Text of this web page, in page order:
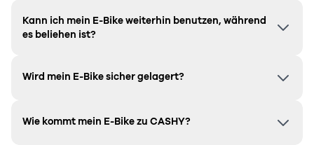
Kann ich mein E-Bike weiterhin benutzen, während
es beliehen ist?
Wird mein E-Bike sicher gelagert?
Wie kommt mein E-Bike zu CASHY?